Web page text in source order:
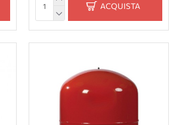
ACQUISTA